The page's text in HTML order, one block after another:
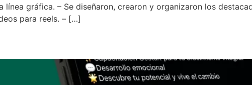
línea gráfica. – Se diseñaron, crearon y organizaron los
para reels. – […]